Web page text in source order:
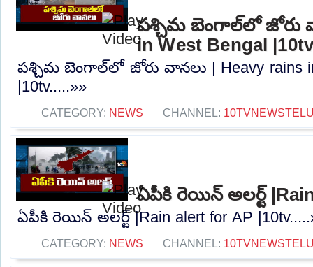
పశ్చిమ బెంగాల్‌లో జోరు
in West Bengal
పశ్చిమ బెంగాల్‌లో జోరు వానలు | Heavy rains
|10tv.....»»
CATEGORY: NEWS CHANNEL:
ఏపీకి రెయిన్ అలర్ట్
ఏపీకి రెయిన్ అలర్ట్ |Rain alert for AP
CATEGORY: NEWS CHANNEL: